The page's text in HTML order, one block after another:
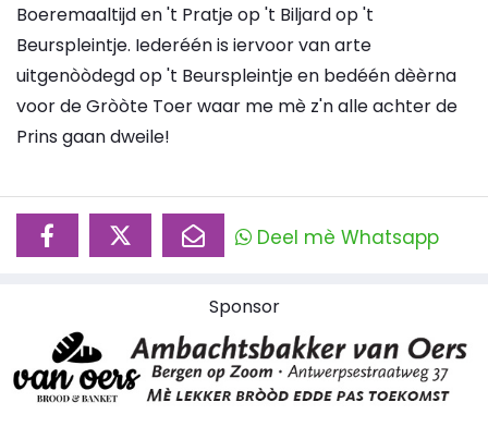
Boeremaaltijd en 't Pratje op 't Biljard op 't
Beurspleintje. Iederéén is iervoor van arte
uitgenòòdegd op 't Beurspleintje en bedéén dèèrna
voor de Gròòte Toer waar me mè z'n alle achter de
Prins gaan dweile!
Deel mè Whatsapp
Sponsor